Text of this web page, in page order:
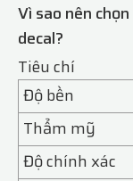
Vì sao nên chọn
decal?
Tiêu chí
Độ bền
Thẩm mỹ
Độ chính xác